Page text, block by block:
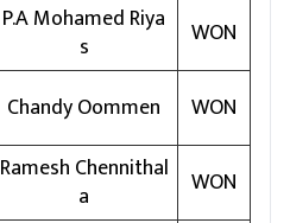
P.A Mohamed Riya
s
WON
Chandy Oommen
WON
Ramesh Chennithal
a
WON